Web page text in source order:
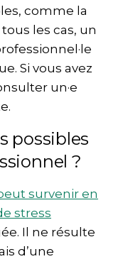
comme la
tous les cas, un
Si vous avez
un·e
possibles
?
survenir en
stress
Il ne résulte
d’une